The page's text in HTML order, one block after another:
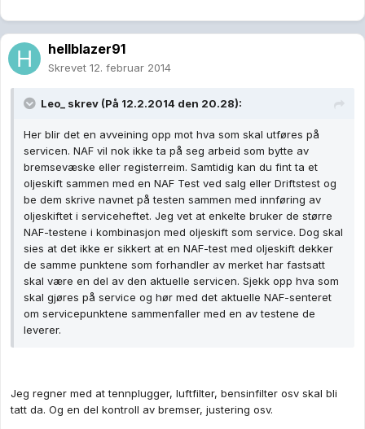
hellblazer91
Skrevet 12. februar 2014
Leo_ skrev (På 12.2.2014 den 20.28):
Her blir det en avveining opp mot hva som skal utføres på
servicen. NAF vil nok ikke ta på seg arbeid som bytte av
bremsevæske eller registerreim. Samtidig kan du fint ta et
oljeskift sammen med en NAF Test ved salg eller Driftstest og
be dem skrive navnet på testen sammen med innføring av
oljeskiftet i serviceheftet. Jeg vet at enkelte bruker de større
NAF-testene i kombinasjon med oljeskift som service. Dog skal
sies at det ikke er sikkert at en NAF-test med oljeskift dekker
de samme punktene som forhandler av merket har fastsatt
skal være en del av den aktuelle servicen. Sjekk opp hva som
skal gjøres på service og hør med det aktuelle NAF-senteret
om servicepunktene sammenfaller med en av testene de
leverer.
Jeg regner med at tennplugger, luftfilter, bensinfilter osv skal bli
tatt da. Og en del kontroll av bremser, justering osv.